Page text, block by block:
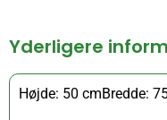
Yderligere
Højde: 50 cmBredde: